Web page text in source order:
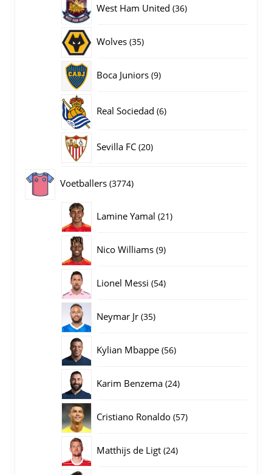
West Ham United 3636
Wolves 3535
Boca Juniors 99
Real Sociedad 66
Sevilla FC 2020
Voetballers 37743774
Lamine Yamal 2121
Nico Williams 99
Lionel Messi 5454
Neymar Jr 3535
Kylian Mbappe 5656
Karim Benzema 2424
Cristiano Ronaldo 5757
Matthijs de Ligt 2424